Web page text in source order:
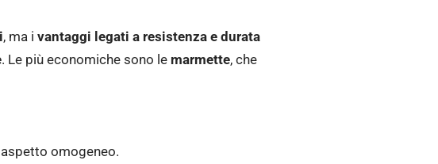
, ma i vantaggi legati a resistenza e durata
. Le più economiche sono le marmette, che
omogeneo.